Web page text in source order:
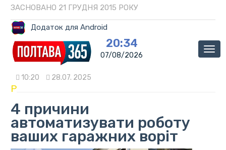
ЗАСНОВАНО 21 ГРУДНЯ 2015 РОКУ
Додаток для Android
20:34
07/08/2026
10:20 28.07. 2025
P
4 причини
автоматизувати роботу
ваших гаражних воріт